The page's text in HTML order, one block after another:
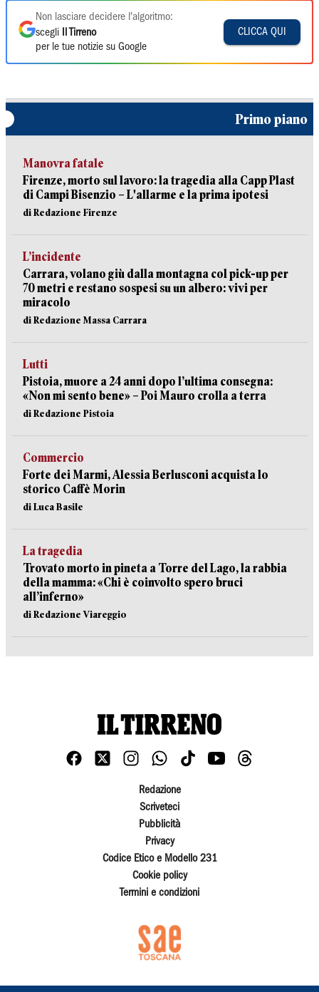
Non lasciare decidere l'algoritmo:
scegli
Il Tirreno
per le tue notizie su Google
CLICCA QUI
Primo piano
Manovra fatale
Firenze, morto sul lavoro: la tragedia alla Capp Plast
di Campi Bisenzio – L'allarme e la prima ipotesi
di Redazione Firenze
L’incidente
Carrara, volano giù dalla montagna col pick-up per
70 metri e restano sospesi su un albero: vivi per
miracolo
di Redazione Massa Carrara
Lutti
Pistoia, muore a 24 anni dopo l’ultima consegna:
«Non mi sento bene» – Poi Mauro crolla a terra
di Redazione Pistoia
Commercio
Forte dei Marmi, Alessia Berlusconi acquista lo
storico Caffè Morin
di Luca Basile
La tragedia
Trovato morto in pineta a Torre del Lago, la rabbia
della mamma: «Chi è coinvolto spero bruci
all’inferno»
di Redazione Viareggio
Redazione
Scriveteci
Pubblicità
Privacy
Codice Etico e Modello 231
Cookie policy
Termini e condizioni